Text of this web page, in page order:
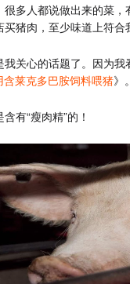
多人都说做出来的菜
猪肉，至少味道上符合
关心的话题了。因为
莱克多巴胺饲料喂猪》。
有“瘦肉精”的！